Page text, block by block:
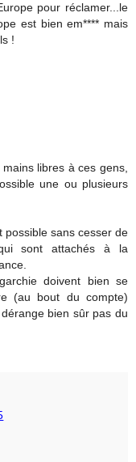
pour réclamer...le
est bien em**** mais
!
libres à ces gens,
une ou plusieurs
possible sans cesser de
sont attachés à la
doivent bien se
(au bout du compte)
bien sûr pas du